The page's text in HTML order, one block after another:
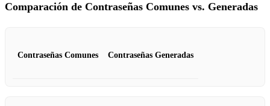
Comparación de Contraseñas Comunes vs. Generadas
Contraseñas Comunes Contraseñas Generadas